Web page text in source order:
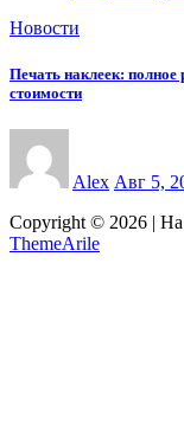
Новости
Печать наклеек: полное
стоимости
Alex Авг 5,
Copyright © 2026 |
ThemeArile